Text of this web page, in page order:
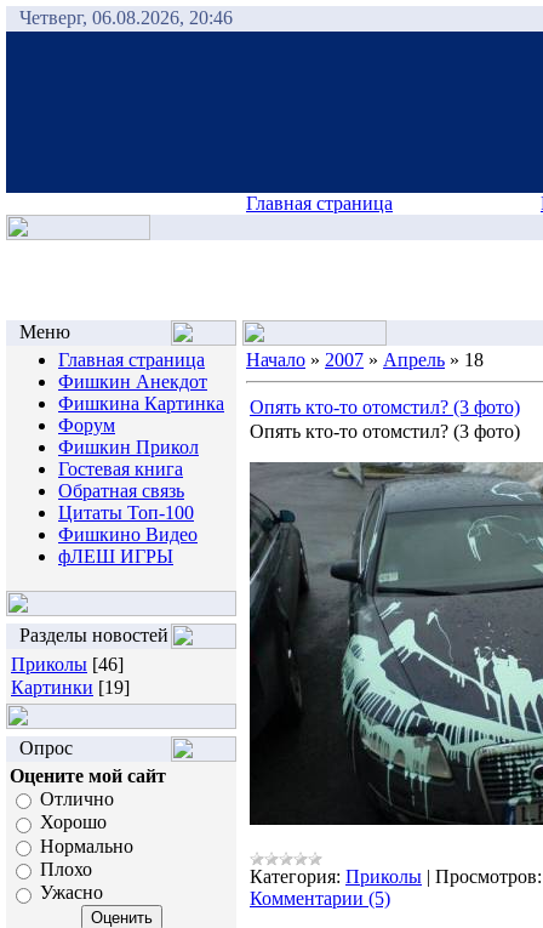
Четверг, 06.08.2026, 20:46
Главная страница
Меню
Главная страница
Фишкин Анекдот
Фишкина Картинка
Форум
Фишкин Прикол
Гостевая книга
Обратная связь
Цитаты Топ-100
Фишкино Видео
фЛЕШ ИГРЫ
Разделы новостей
Приколы [46]
Картинки [19]
Опрос
Оцените мой сайт
Отлично
Хорошо
Нормально
Плохо
Ужасно
Начало » 2007 » Апрель » 18
Опять кто-то отомстил? (3 фото)
Опять кто-то отомстил? (3 фото)
Категория: Приколы | Просмотров:
Комментарии (5)